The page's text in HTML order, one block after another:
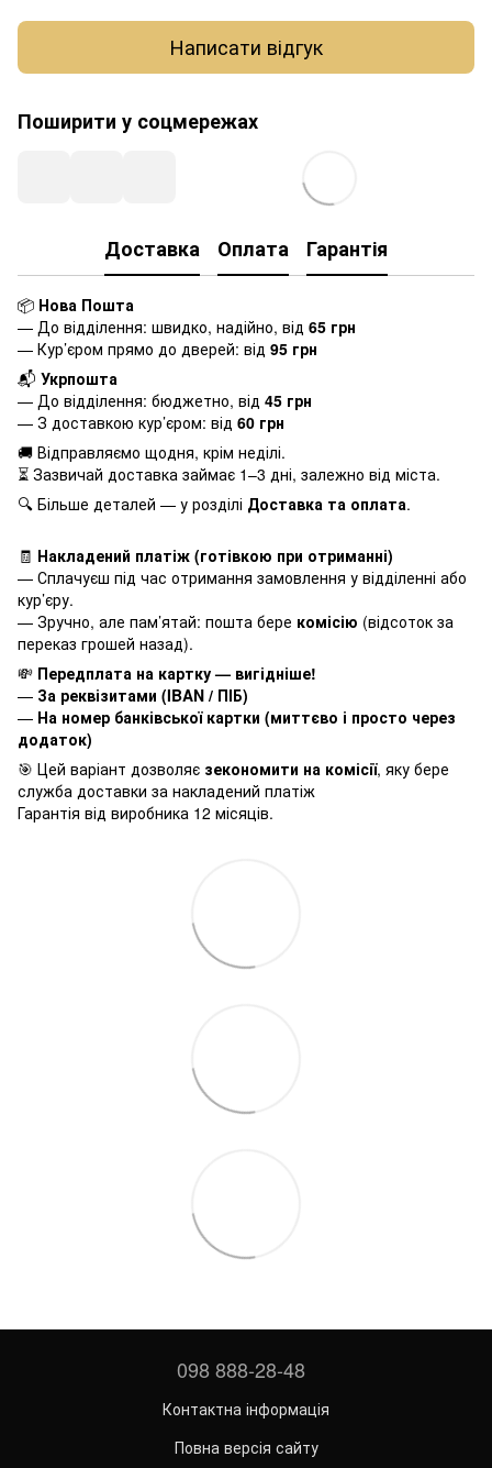
Написати відгук
Поширити у соцмережах
Доставка Оплата Гарантія
📦 Нова Пошта
— До відділення: швидко, надійно, від 65 грн
— Кур’єром прямо до дверей: від 95 грн
📬 Укрпошта
— До відділення: бюджетно, від 45 грн
— З доставкою кур’єром: від 60 грн
🚚 Відправляємо щодня, крім неділі.
⏳ Зазвичай доставка займає 1–3 дні, залежно від міста.
🔍 Більше деталей — у розділі Доставка та оплата.
🧾 Накладений платіж (готівкою при отриманні)
— Сплачуєш під час отримання замовлення у відділенні або
кур’єру.
— Зручно, але пам’ятай: пошта бере комісію (відсоток за
переказ грошей назад).
💸 Передплата на картку — вигідніше!
— За реквізитами (IBAN / ПІБ)
— На номер банківської картки (миттєво і просто через
додаток)
🎯 Цей варіант дозволяє зекономити на комісії, яку бере
служба доставки за накладений платіж
Гарантія від виробника 12 місяців.
098 888-28-48
Контактна інформація
Повна версія сайту